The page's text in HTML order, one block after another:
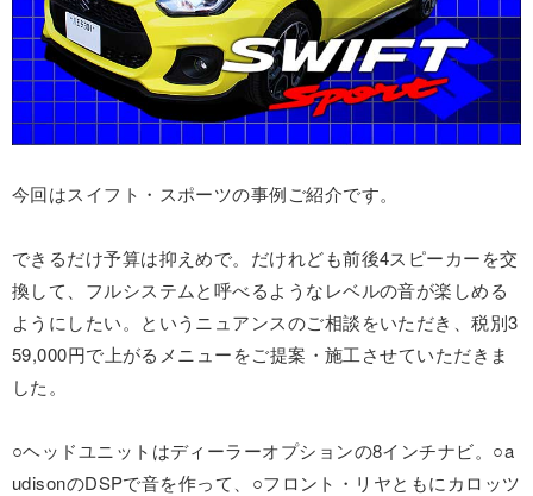
今回はスイフト・スポーツの事例ご紹介です。
できるだけ予算は抑えめで。だけれども前後4スピーカーを交
換して、フルシステムと呼べるようなレベルの音が楽しめる
ようにしたい。というニュアンスのご相談をいただき、税別3
59,000円で上がるメニューをご提案・施工させていただきま
した。
○ヘッドユニットはディーラーオプションの8インチナビ。○a
udisonのDSPで音を作って、○フロント・リヤともにカロッツ